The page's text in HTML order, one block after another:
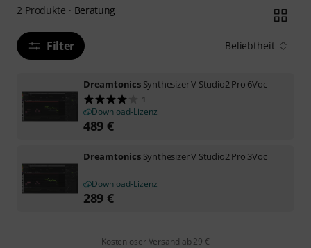
2 Produkte · Beratung
Filter Beliebtheit
Dreamtonics Synthesizer V Studio2 Pro 6Voc
1
Download-Lizenz
489 €
Dreamtonics Synthesizer V Studio2 Pro 3Voc
Download-Lizenz
289 €
Kostenloser Versand ab 29 €